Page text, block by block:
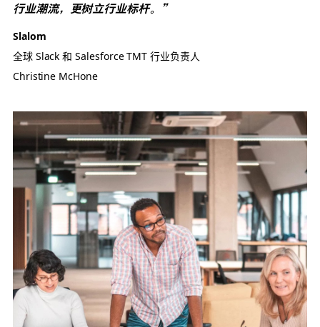
行业潮流，更树立行业标杆。”
Slalom
全球 Slack 和 Salesforce TMT 行业负责人
Christine McHone